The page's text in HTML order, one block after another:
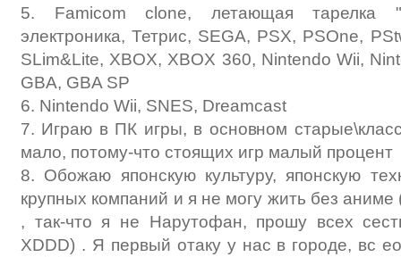
5. Famicom clone, летающая тарелка
электроника, Тетрис, SEGA, PSX, PSOne,
SLim&Lite, XBOX, XBOX 360, Nintendo Wii,
GBA, GBA SP
6. Nintendo Wii, SNES, Dreamcast
7. Играю в ПК игры, в основном
мало, потому-что стоящих игр малый процент
8. Обожаю японскую культуру, японскую
крупных компаний и я не могу жить без
, так-что я не Нарутофан, прошу всех
XDDD) . Я первый отаку у нас в городе, вс